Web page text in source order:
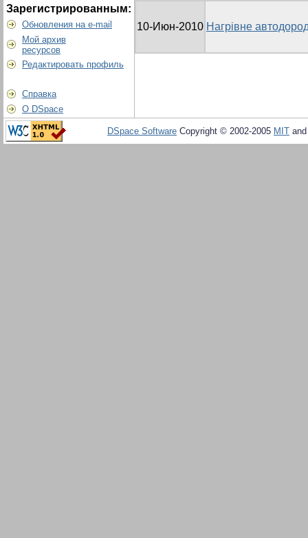
Зарегистрированным:
Обновления на e-mail
Мой архив
ресурсов
Редактировать профиль
Справка
О DSpace
10-Июн-2010 Нагрівне
DSpace Software Copyright © 2002-2005 MIT